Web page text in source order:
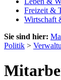
Freizeit &
Wirtschaft
Sie sind hier:
Politik >